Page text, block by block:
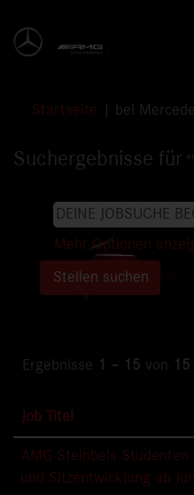
Startseite bei
Suchergebnisse für
Mehr Optionen
Ergebnisse 1 – 15 von 15
Job Titel
AMG Steinbeis
und Sitzentwicklung ab